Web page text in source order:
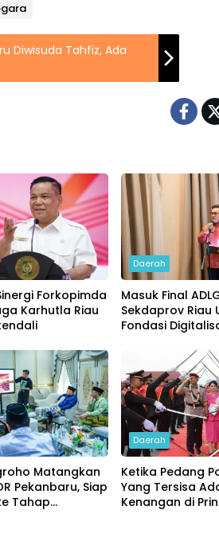
Diwisuda Tahfiz, Ada
Forkopimda
Karhutla Riau
Daerah
Masuk Final
Sekdaprov Riau
Fondasi
Pemerintahan
Matangkan
Pekanbaru, Siap
Tahap
Daerah
Ketika Pedang
Yang Tersisa
Kenangan di